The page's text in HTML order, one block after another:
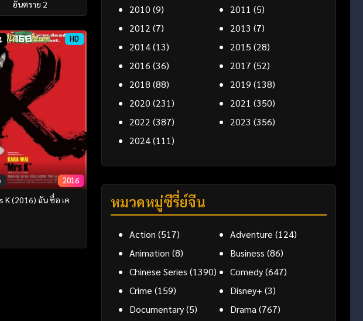
อันตราย 2
HD
2016
K (2016) ฉัน ชื่อ เค
2010 (9) 2011 (5)
2012 (7) 2013 (7)
2014(13) 2015 (28)
2016 (36) 2017 (52)
2018 (88) 2019 (138)
2020 (231) 2021 (350)
2022 (387) 2023 (356)
2024(111)
หมวดหมู่ซีรี่ย์จีน
Action (517) Adventure (124)
Animation (8) Business (86)
Chinese Series (1390) Comedy(647)
Crime (159) Disney+ (3)
Documentary(5) Drama(767)